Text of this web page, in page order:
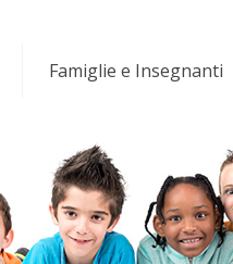
Famiglie e Insegnanti